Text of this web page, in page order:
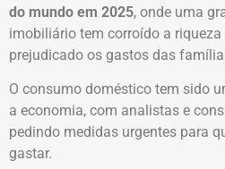
do mundo em 2025, onde uma
imobiliário tem corroído a
prejudicado os gastos das
O consumo doméstico tem sido
a economia, com analistas e
pedindo medidas urgentes para
gastar.